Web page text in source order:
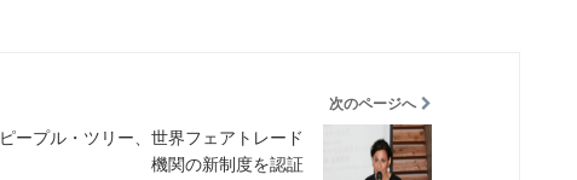
次のページへ
ピープル・ツリー、世界フェアトレード
機関の新制度を認証